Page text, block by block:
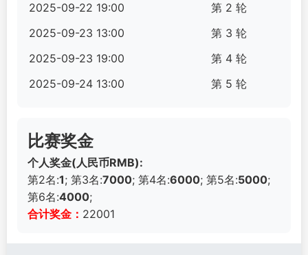
2025-09-22 19:00
第 2 轮
2025-09-23 13:00
第 3 轮
2025-09-23 19:00
第 4 轮
2025-09-24 13:00
第 5 轮
比赛奖金
个人奖金(人民币RMB):
第2名:1; 第3名:7000; 第4名:6000; 第5名:5000;
第6名:4000;
合计奖金： 22001